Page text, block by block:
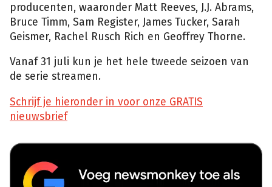
producenten, waaronder Matt Reeves, J.J. Abrams,
Bruce Timm, Sam Register, James Tucker, Sarah
Geismer, Rachel Rusch Rich en Geoffrey Thorne.
Vanaf 31 juli kun je het hele tweede seizoen van
de serie streamen.
Schrijf je hieronder in voor onze GRATIS
nieuwsbrief